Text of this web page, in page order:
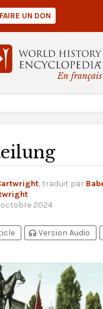
En français
FAIRE UN DON
, traduit par
octobre 2024
headphones Version Audio